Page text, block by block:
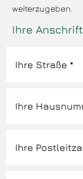
weiterzugeben.
Ihre Anschrift